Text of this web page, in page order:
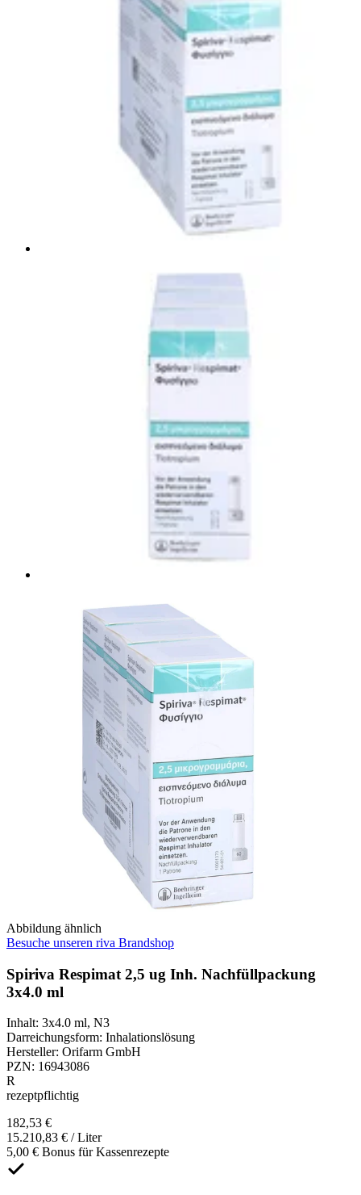
Abbildung ähnlich
Besuche unseren riva Brandshop
Spiriva Respimat 2,5 ug Inh. Nachfüllpackung
3x4.0 ml
Inhalt: 3x4.0 ml, N3
Darreichungsform: Inhalationslösung
Hersteller: Orifarm GmbH
PZN: 16943086
R
rezeptpflichtig
182,53 €
15.210,83 € / Liter
5,00 € Bonus für Kassenrezepte